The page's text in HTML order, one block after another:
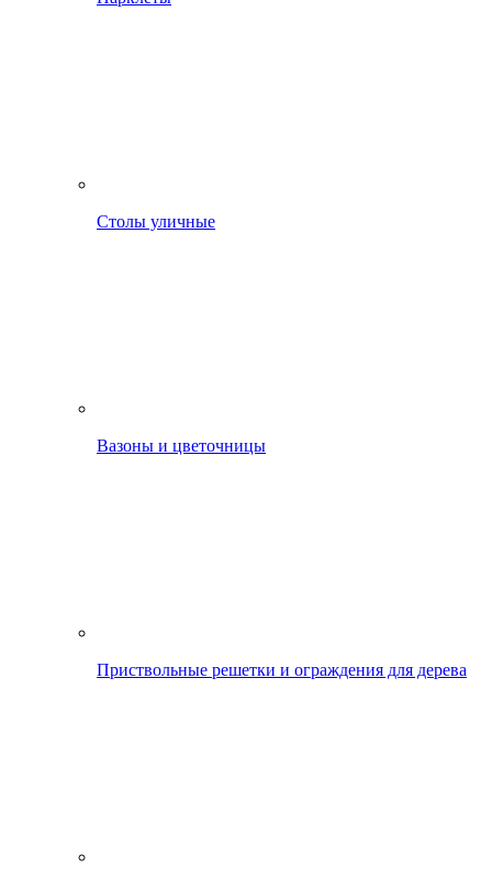
Столы уличные
Вазоны и цветочницы
Приствольные решетки и ограждения для дерева